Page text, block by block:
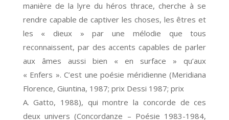
manière de la lyre du héros thrace, cherche à se
rendre capable de captiver les choses, les êtres et
les « dieux » par une mélodie que tous
reconnaissent, par des accents capables de parler
aux âmes aussi bien « en surface » qu’aux
« Enfers ». C’est une poésie méridienne (Meridiana
Florence, Giuntina, 1987; prix Dessi 1987; prix
A. Gatto, 1988), qui montre la concorde de ces
deux univers (Concordanze – Poésie 1983-1984,